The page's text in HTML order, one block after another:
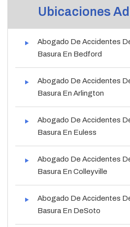
Ubicaciones
Abogado De Accidentes
Basura En Bedford
Abogado De Accidentes
Basura En Arlington
Abogado De Accidentes
Basura En Euless
Abogado De Accidentes
Basura En Colleyville
Abogado De Accidentes
Basura En DeSoto